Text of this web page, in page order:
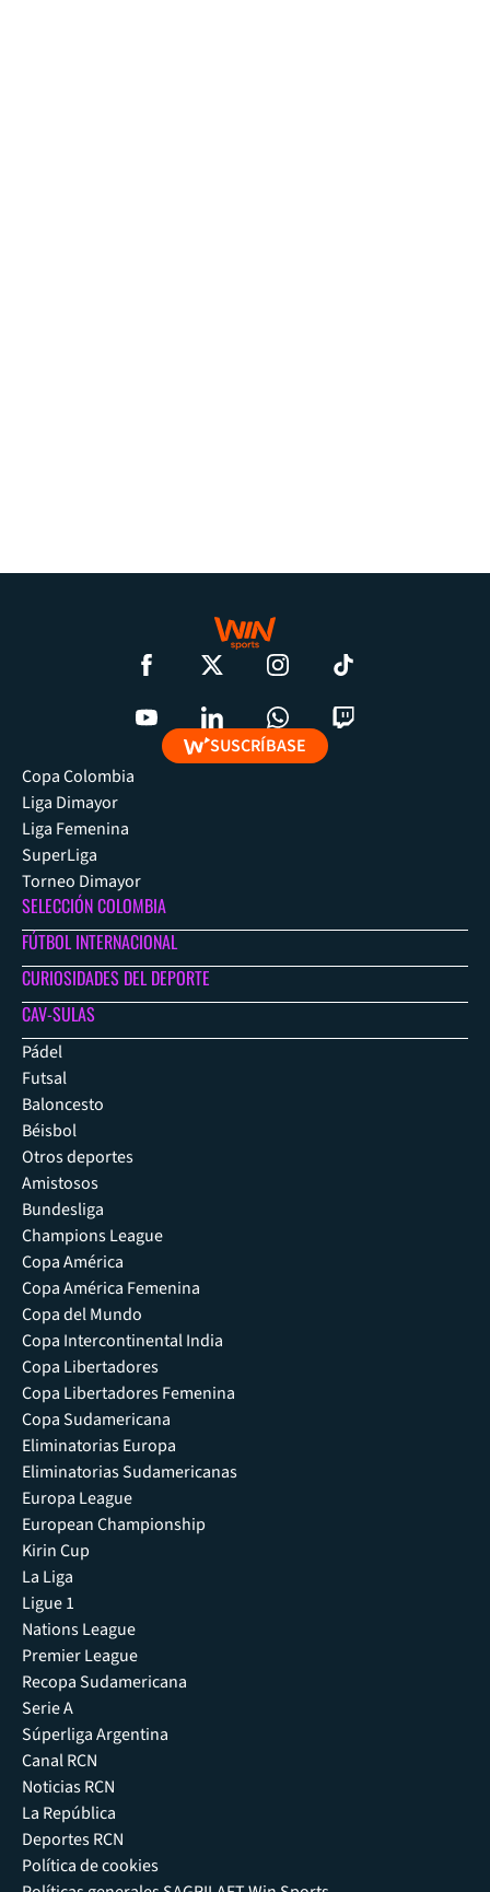
SUSCRÍBASE
Copa Colombia
Liga Dimayor
Liga Femenina
SuperLiga
Torneo Dimayor
SELECCIÓN COLOMBIA
FÚTBOL INTERNACIONAL
CURIOSIDADES DEL DEPORTE
CAV-SULAS
Pádel
Futsal
Baloncesto
Béisbol
Otros deportes
Amistosos
Bundesliga
Champions League
Copa América
Copa América Femenina
Copa del Mundo
Copa Intercontinental India
Copa Libertadores
Copa Libertadores Femenina
Copa Sudamericana
Eliminatorias Europa
Eliminatorias Sudamericanas
Europa League
European Championship
Kirin Cup
La Liga
Ligue 1
Nations League
Premier League
Recopa Sudamericana
Serie A
Súperliga Argentina
Canal RCN
Noticias RCN
La República
Deportes RCN
Política de cookies